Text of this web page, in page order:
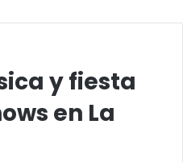
y fiesta
en La